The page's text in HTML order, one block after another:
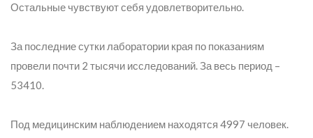
Остальные чувствуют себя удовлетворительно.
За последние сутки лаборатории края по показаниям
провели почти 2 тысячи исследований. За весь период –
53410.
Под медицинским наблюдением находятся 4997 человек.